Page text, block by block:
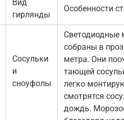
Вид
гирлянды
Особенности
Сосульки
и
сноуфолы
Светодиодные
собраны в
метра. Они
тающей
легко
смотрятся
дождь.